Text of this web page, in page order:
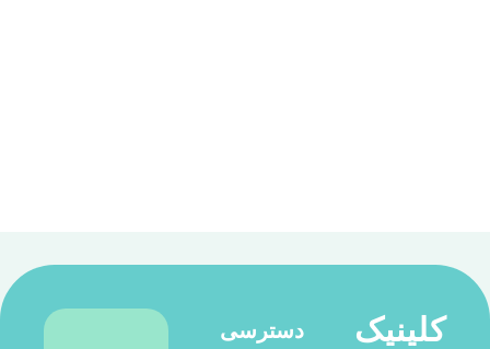
کلینیک
دسترسی